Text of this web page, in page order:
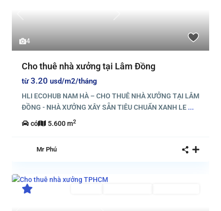
4
Previous Next
Cho thuê nhà xưởng tại Lâm Đồng
từ3.20 usd/m2/tháng
HLI ECOHUB NAM HÀ – CHO THUÊ NHÀ XƯỞNG TẠI LÂM
ĐỒNG - NHÀ XƯỞNG XÂY SẴN TIÊU CHUẨN XANH LE ...
có 5.600 m2
Mr Phú